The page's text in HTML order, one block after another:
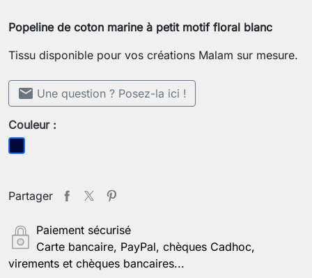
Popeline de coton marine à petit motif floral blanc
Tissu disponible pour vos créations Malam sur mesure.
mail Une question ? Posez-la ici !
Couleur :
Bleu foncé
Partager
Paiement sécurisé
Carte bancaire, PayPal, chèques Cadhoc,
virements et chèques bancaires...